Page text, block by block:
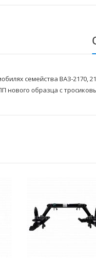
семейства ВАЗ-2170,
нового образца с